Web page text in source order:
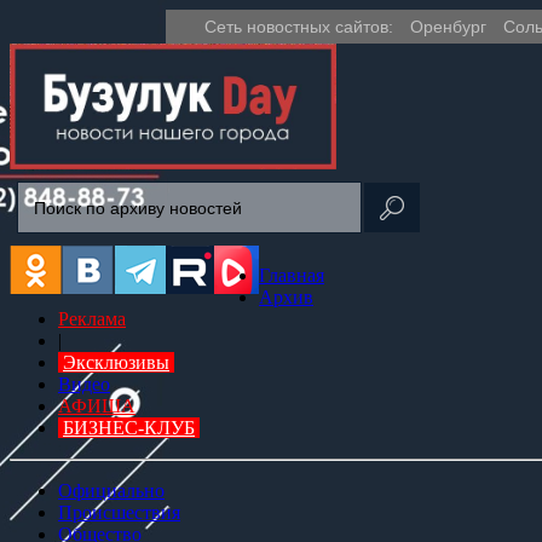
Сеть новостных сайтов: Оренбург
Главная
Архив
Реклама
Эксклюзивы
Видео
АФИША
БИЗНЕС-КЛУБ
Официально
Происшествия
Общество